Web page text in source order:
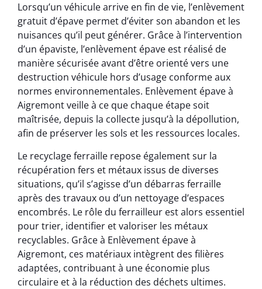
Lorsqu’un véhicule arrive en fin de vie, l’enlèvement
gratuit d’épave permet d’éviter son abandon et les
nuisances qu’il peut générer. Grâce à l’intervention
d’un épaviste, l’enlèvement épave est réalisé de
manière sécurisée avant d’être orienté vers une
destruction véhicule hors d’usage conforme aux
normes environnementales. Enlèvement épave à
Aigremont veille à ce que chaque étape soit
maîtrisée, depuis la collecte jusqu’à la dépollution,
afin de préserver les sols et les ressources locales.
Le recyclage ferraille repose également sur la
récupération fers et métaux issus de diverses
situations, qu’il s’agisse d’un débarras ferraille
après des travaux ou d’un nettoyage d’espaces
encombrés. Le rôle du ferrailleur est alors essentiel
pour trier, identifier et valoriser les métaux
recyclables. Grâce à Enlèvement épave à
Aigremont, ces matériaux intègrent des filières
adaptées, contribuant à une économie plus
circulaire et à la réduction des déchets ultimes.